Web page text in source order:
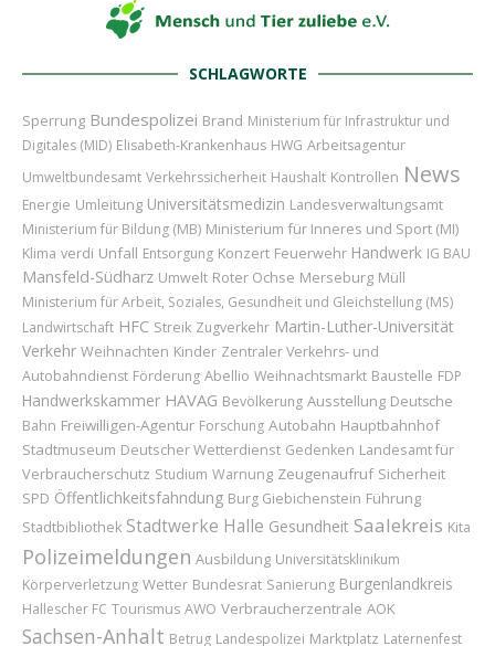
SCHLAGWORTE
Sperrung Bundespolizei Brand Ministerium für Infrastruktur und
Digitales (MID) Elisabeth-Krankenhaus HWG Arbeitsagentur
Umweltbundesamt Verkehrssicherheit Haushalt Kontrollen News
Energie Umleitung Universitätsmedizin Landesverwaltungsamt
Ministerium für Bildung (MB) Ministerium für Inneres und Sport (MI)
Klima verdi Unfall Entsorgung Konzert Feuerwehr Handwerk IG BAU
Mansfeld-Südharz Umwelt Roter Ochse Merseburg Müll
Ministerium für Arbeit, Soziales, Gesundheit und Gleichstellung (MS)
Landwirtschaft HFC Streik Zugverkehr Martin-Luther-Universität
Verkehr Weihnachten Kinder Zentraler Verkehrs- und
Autobahndienst Förderung Abellio Weihnachtsmarkt Baustelle FDP
Handwerkskammer HAVAG Bevölkerung Ausstellung Deutsche
Bahn Freiwilligen-Agentur Forschung Autobahn Hauptbahnhof
Stadtmuseum Deutscher Wetterdienst Gedenken Landesamt für
Verbraucherschutz Studium Warnung Zeugenaufruf Sicherheit
SPD Öffentlichkeitsfahndung Burg Giebichenstein Führung
Stadtbibliothek Stadtwerke Halle Gesundheit Saalekreis Kita
Polizeimeldungen Ausbildung Universitätsklinikum
Körperverletzung Wetter Bundesrat Sanierung Burgenlandkreis
Hallescher FC Tourismus AWO Verbraucherzentrale AOK
Sachsen-Anhalt Betrug Landespolizei Marktplatz Laternenfest